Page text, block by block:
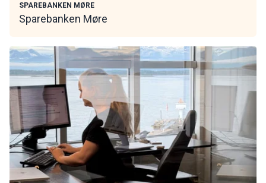
SPAREBANKEN MØRE
Sparebanken Møre